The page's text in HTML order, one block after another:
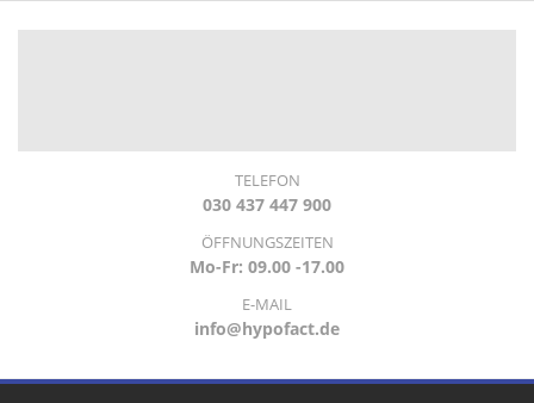
TELEFON
030 437 447 900
ÖFFNUNGSZEITEN
Mo-Fr: 09.00 -17.00
E-MAIL
info@hypofact.de